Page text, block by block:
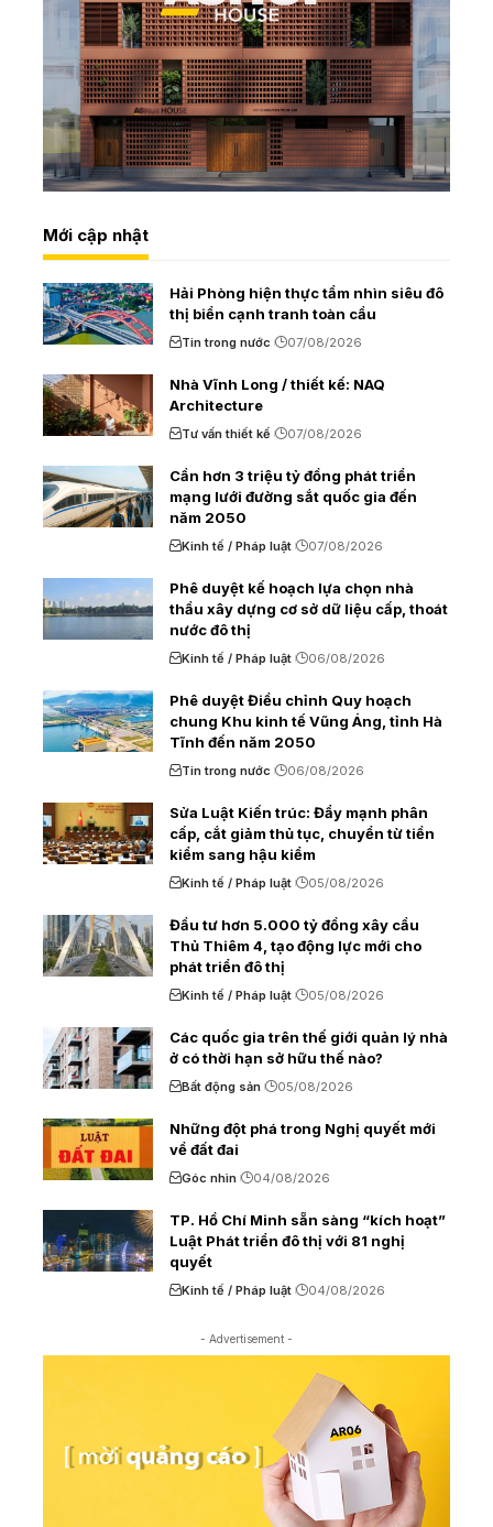
Mới cập nhật
Hải Phòng hiện thực tầm nhìn siêu đô
thị biển cạnh tranh toàn cầu
Tin trong nước 07/08/2026
Nhà Vĩnh Long / thiết kế: NAQ
Architecture
Tư vấn thiết kế 07/08/2026
Cần hơn 3 triệu tỷ đồng phát triển
mạng lưới đường sắt quốc gia đến
năm 2050
Kinh tế / Pháp luật 07/08/2026
Phê duyệt kế hoạch lựa chọn nhà
thầu xây dựng cơ sở dữ liệu cấp, thoát
nước đô thị
Kinh tế / Pháp luật 06/08/2026
Phê duyệt Điều chỉnh Quy hoạch
chung Khu kinh tế Vũng Áng, tỉnh Hà
Tĩnh đến năm 2050
Tin trong nước 06/08/2026
Sửa Luật Kiến trúc: Đẩy mạnh phân
cấp, cắt giảm thủ tục, chuyển từ tiền
kiểm sang hậu kiểm
Kinh tế / Pháp luật 05/08/2026
Đầu tư hơn 5.000 tỷ đồng xây cầu
Thủ Thiêm 4, tạo động lực mới cho
phát triển đô thị
Kinh tế / Pháp luật 05/08/2026
Các quốc gia trên thế giới quản lý nhà
ở có thời hạn sở hữu thế nào?
Bất động sản 05/08/2026
Những đột phá trong Nghị quyết mới
về đất đai
Góc nhìn 04/08/2026
TP. Hồ Chí Minh sẵn sàng “kích hoạt”
Luật Phát triển đô thị với 81 nghị
quyết
Kinh tế / Pháp luật 04/08/2026
- Advertisement -